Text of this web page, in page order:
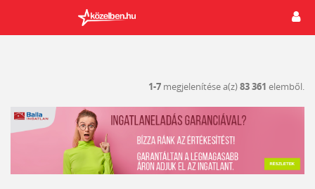
1-7 megjelenítése a(z)83 361 elemből.